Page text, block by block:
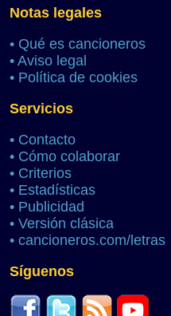
Notas legales
• Qué es cancioneros
• Aviso legal
• Política de cookies
Servicios
• Contacto
• Cómo colaborar
• Criterios
• Estadísticas
• Publicidad
• Versión clásica
• cancioneros.com/letras
Síguenos